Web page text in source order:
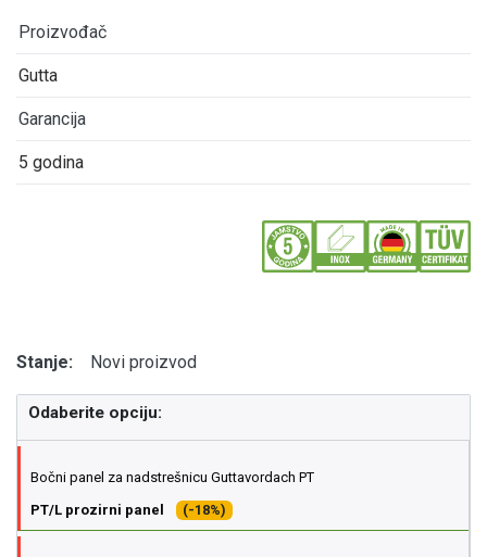
Proizvođač
Gutta
Garancija
5 godina
Stanje: Novi proizvod
Odaberite opciju:
Bočni panel za nadstrešnicu Guttavordach PT
PT/L prozirni panel
(-18%)